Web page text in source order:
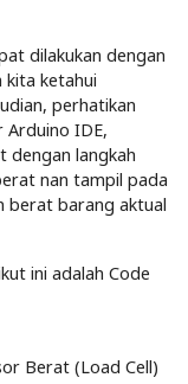
dilakukan dengan
kita ketahui
perhatikan
IDE,
dengan langkah
nan tampil pada
berat barang aktual
ini adalah Code
Berat (Load Cell)